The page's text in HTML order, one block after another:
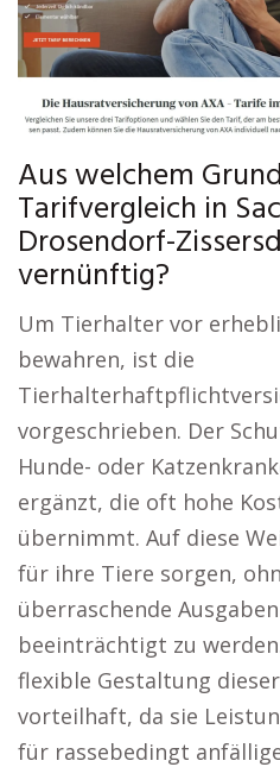
Aus welchem
Tarifvergleich in
Drosendorf-
vernünftig?
Um Tierhalter vor
bewahren, ist die
vorgeschrieben. Der
Hunde- oder
ergänzt, die oft hohe
übernimmt. Auf diese
für ihre Tiere sorgen,
überraschende
beeinträchtigt zu
flexible Gestaltung
vorteilhaft, da sie
für rassebedingt